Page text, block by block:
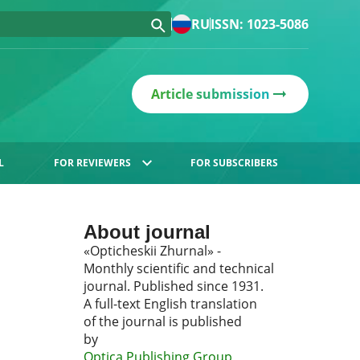
RUISSN: 1023-5086
Article submission
FOR REVIEWERS FOR SUBSCRIBERS
About journal
«Opticheskii Zhurnal» -
Monthly scientific and technical
journal. Published since 1931.
A full-text English translation
of the journal is published
by